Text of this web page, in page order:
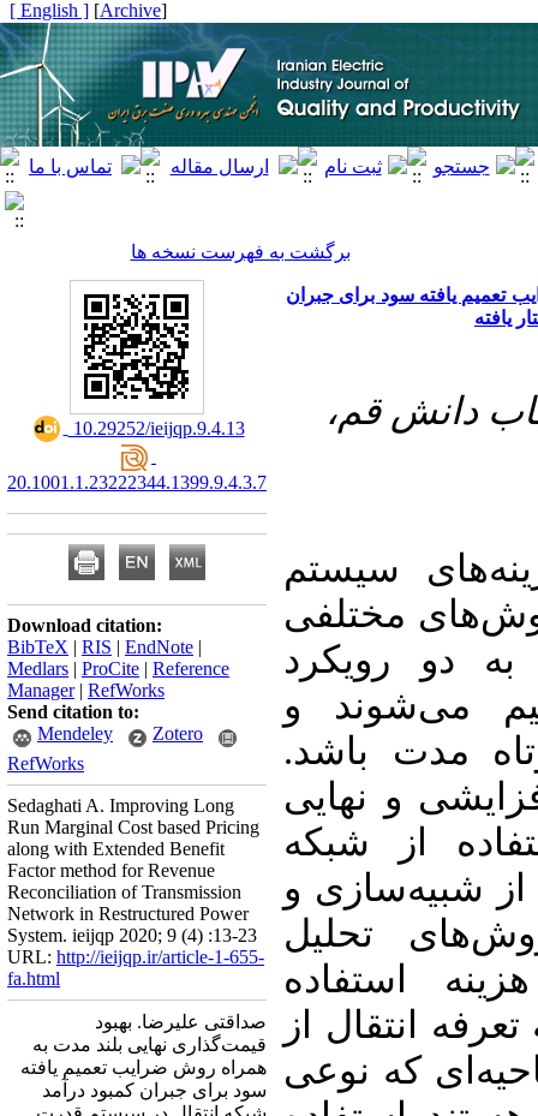
[
Archive
]
[ English ]
برگشت به فهرست نسخه ها
تعمیم یافته سود برای جبران
یافته
دانش قم،
سیستم
مختلفی
دو رویکرد
می‌شوند و
مدت باشد.
و نهایی
از شبکه
شبیه‌سازی و
تحلیل
استفاده
انتقال از
که نوعی
‎ 10.29252/ieijqp.9.4.13
20.1001.1.23222344.1399.9.4.3.7
Download citation:
BibTeX | RIS | EndNote |
Medlars | ProCite | Reference
Manager| RefWorks
Send citation to:
Mendeley
Zotero
RefWorks
Sedaghati A. Improving Long
Run Marginal Cost based Pricing
along with Extended Benefit
Factor method for Revenue
Reconciliation of Transmission
Network in Restructured Power
System. ieijqp 2020; 9 (4) :13-23
URL: http://ieijqp.ir/article-1-655-
fa.html
صداقتی علیرضا. بهبود
قیمت‌گذاری نهایی بلند مدت به
همراه روش ضرایب تعمیم یافته
سود برای جبران کمبود درآمد